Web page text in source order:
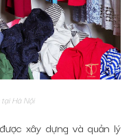
Hà Nội
được xây dựng và quản lý